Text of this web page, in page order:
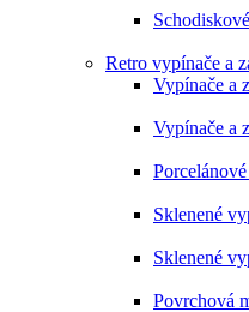
Retro vypínače a
Vypínače a
Vypínače a
Sklenené
Sklenené
Povrchová